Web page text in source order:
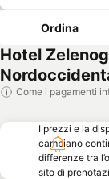
Ordina
Hotel
Come i pagamenti
I prezzi e la
cambiano
differenze tra
sito di